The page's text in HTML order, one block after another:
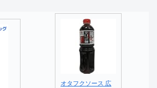
オタフクソース 広